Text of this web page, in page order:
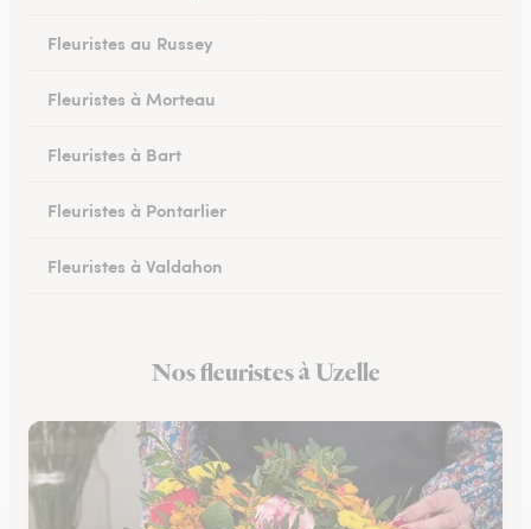
Fleuristes au Russey
Fleuristes à Morteau
Fleuristes à Bart
Fleuristes à Pontarlier
Fleuristes à Valdahon
Fleuristes à Avanne-Aveney
Nos fleuristes à Uzelle